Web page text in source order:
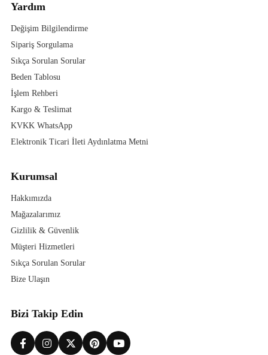
Yardım
Değişim Bilgilendirme
Sipariş Sorgulama
Sıkça Sorulan Sorular
Beden Tablosu
İşlem Rehberi
Kargo & Teslimat
KVKK WhatsApp
Elektronik Ticari İleti Aydınlatma Metni
Kurumsal
Hakkımızda
Mağazalarımız
Gizlilik & Güvenlik
Müşteri Hizmetleri
Sıkça Sorulan Sorular
Bize Ulaşın
Bizi Takip Edin